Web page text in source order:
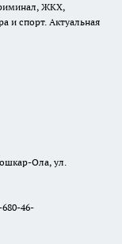
ЖКХ,
и спорт. Актуальная
Ола, ул.
46-